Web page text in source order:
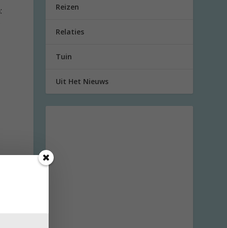
Reizen
Relaties
Tuin
Uit Het Nieuws